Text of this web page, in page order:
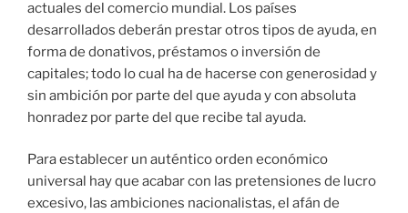
actuales del comercio mundial. Los países
desarrollados deberán prestar otros tipos de ayuda, en
forma de donativos, préstamos o inversión de
capitales; todo lo cual ha de hacerse con generosidad y
sin ambición por parte del que ayuda y con absoluta
honradez por parte del que recibe tal ayuda.
Para establecer un auténtico orden económico
universal hay que acabar con las pretensiones de lucro
excesivo, las ambiciones nacionalistas, el afán de